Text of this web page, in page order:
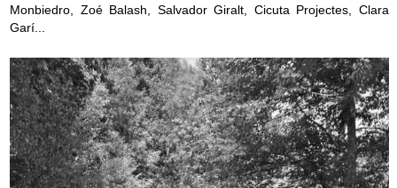
Monbiedro
Zoé Balash , Salvador Giralt, Cicuta Projectes , Clara
Garí